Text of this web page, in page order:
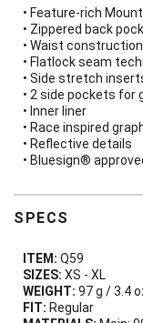
• Feature-rich
• Zippered back
• Waist
• Flatlock seam
• Side stretch
• 2 side pockets for
• Inner liner
• Race inspired
• Reflective details
• Bluesign®
SPECS
ITEM: Q59
SIZES: XS - XL
WEIGHT: 97 g / 3.4
FIT: Regular